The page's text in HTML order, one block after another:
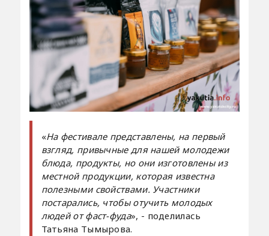
«На фестивале представлены, на первый
взгляд, привычные для нашей молодежи
блюда, продукты, но они изготовлены из
местной продукции, которая известна
полезными свойствами. Участники
постарались, чтобы отучить молодых
людей от фаст-фуда», - поделилась
Татьяна Тымырова.